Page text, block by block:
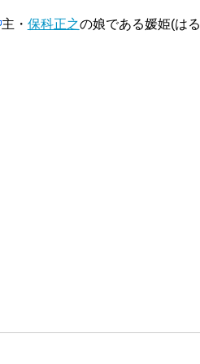
主・ 保科正之の娘である媛姫(はる